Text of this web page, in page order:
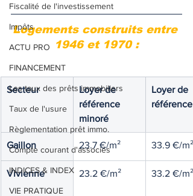
Fiscalité de l'investissement
Impôts
ACTU PRO
FINANCEMENT
Les taux des prêts immobiliers
Taux de l'usure
Règlementation prêt immo.
Compte courant d'associés
INDICES & INDEX
VIE PRATIQUE
Logements construits entre
1946 et 1970 :
Secteur
Loyer de
référence
minoré
Loyer de
référence
Gaillon 23.7 €/m² 33.9 €/m²
Vivienne 23.2 €/m² 33.2 €/m²